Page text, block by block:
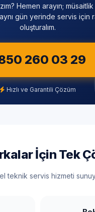
Hemen arayın;
gün yerinde servis için
oluşturalım.
260 03 29
Hızlı ve Garantili Çözüm
İçin Tek
teknik servis hizmeti